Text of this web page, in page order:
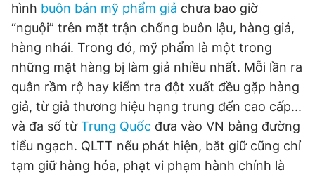
hình buôn bán mỹ phẩm giả chưa bao giờ
“nguội” trên mặt trận chống buôn lậu, hàng giả,
hàng nhái. Trong đó, mỹ phẩm là một trong
những mặt hàng bị làm giả nhiều nhất. Mỗi lần ra
quân rầm rộ hay kiểm tra đột xuất đều gặp hàng
giả, từ giả thương hiệu hạng trung đến cao cấp...
và đa số từTrung Quốc đưa vào VN bằng đường
tiểu ngạch. QLTT nếu phát hiện, bắt giữ cũng chỉ
tạm giữ hàng hóa, phạt vi phạm hành chính là